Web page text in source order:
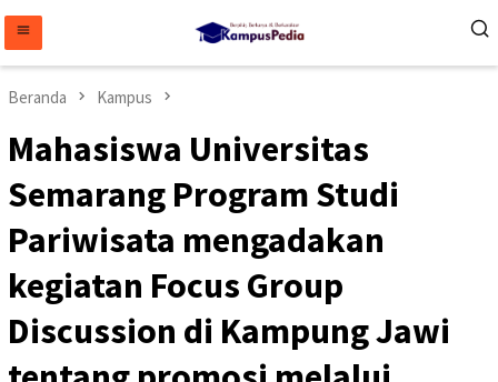
konten
Beranda Kampus
Mahasiswa Universitas
Semarang Program Studi
Pariwisata mengadakan
kegiatan Focus Group
Discussion di Kampung Jawi